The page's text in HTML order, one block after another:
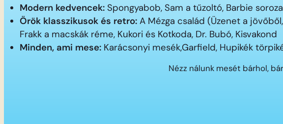
Modern kedvencek: Spongyabob, Sam a tűzoltó, Barbie
Örök klasszikusok és retro: A Mézga család (Üzenet a
Frakk a macskák réme, Kukori és Kotkoda, Dr. Bubó, Kisvakond
Minden, ami mese: Karácsonyi mesék,Garfield, Hupikék
Nézz nálunk mesét bárhol,